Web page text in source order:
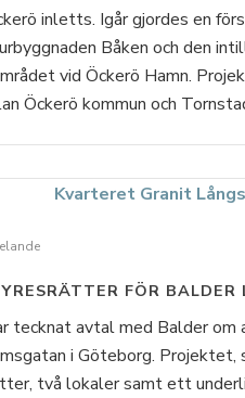
inletts. Igår gjordes en
Båken och den
vid Öckerö Hamn.
Öckerö kommun och
FÖR
tecknat avtal med Balder
i Göteborg. Projektet,
två lokaler samt ett